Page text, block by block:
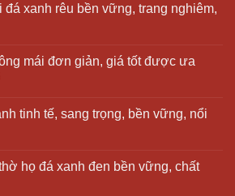
đá xanh rêu bền vững, trang nghiêm,
mái đơn giản, giá tốt được ưa
tinh tế, sang trọng, bền vững, nổi
họ đá xanh đen bền vững, chất